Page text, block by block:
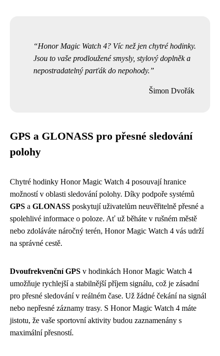
Honor Magic Watch 4? Víc než jen chytré hodinky.
Jsou to vaše prodloužené smysly, stylový doplněk a
nepostradatelný parťák do nepohody.
Šimon Dvořák
GPS a GLONASS pro přesné sledování
polohy
Chytré hodinky Honor Magic Watch 4 posouvají hranice
možností v oblasti sledování polohy. Díky podpoře systémů
GPS a GLONASS poskytují uživatelům neuvěřitelně přesné a
spolehlivé informace o poloze. Ať už běháte v rušném městě
nebo zdoláváte náročný terén, Honor Magic Watch 4 vás udrží
na správné cestě.
Dvoufrekvenční GPS v hodinkách Honor Magic Watch 4
umožňuje rychlejší a stabilnější příjem signálu, což je zásadní
pro přesné sledování v reálném čase. Už žádné čekání na signál
nebo nepřesné záznamy trasy. S Honor Magic Watch 4 máte
jistotu, že vaše sportovní aktivity budou zaznamenány s
maximální přesností.